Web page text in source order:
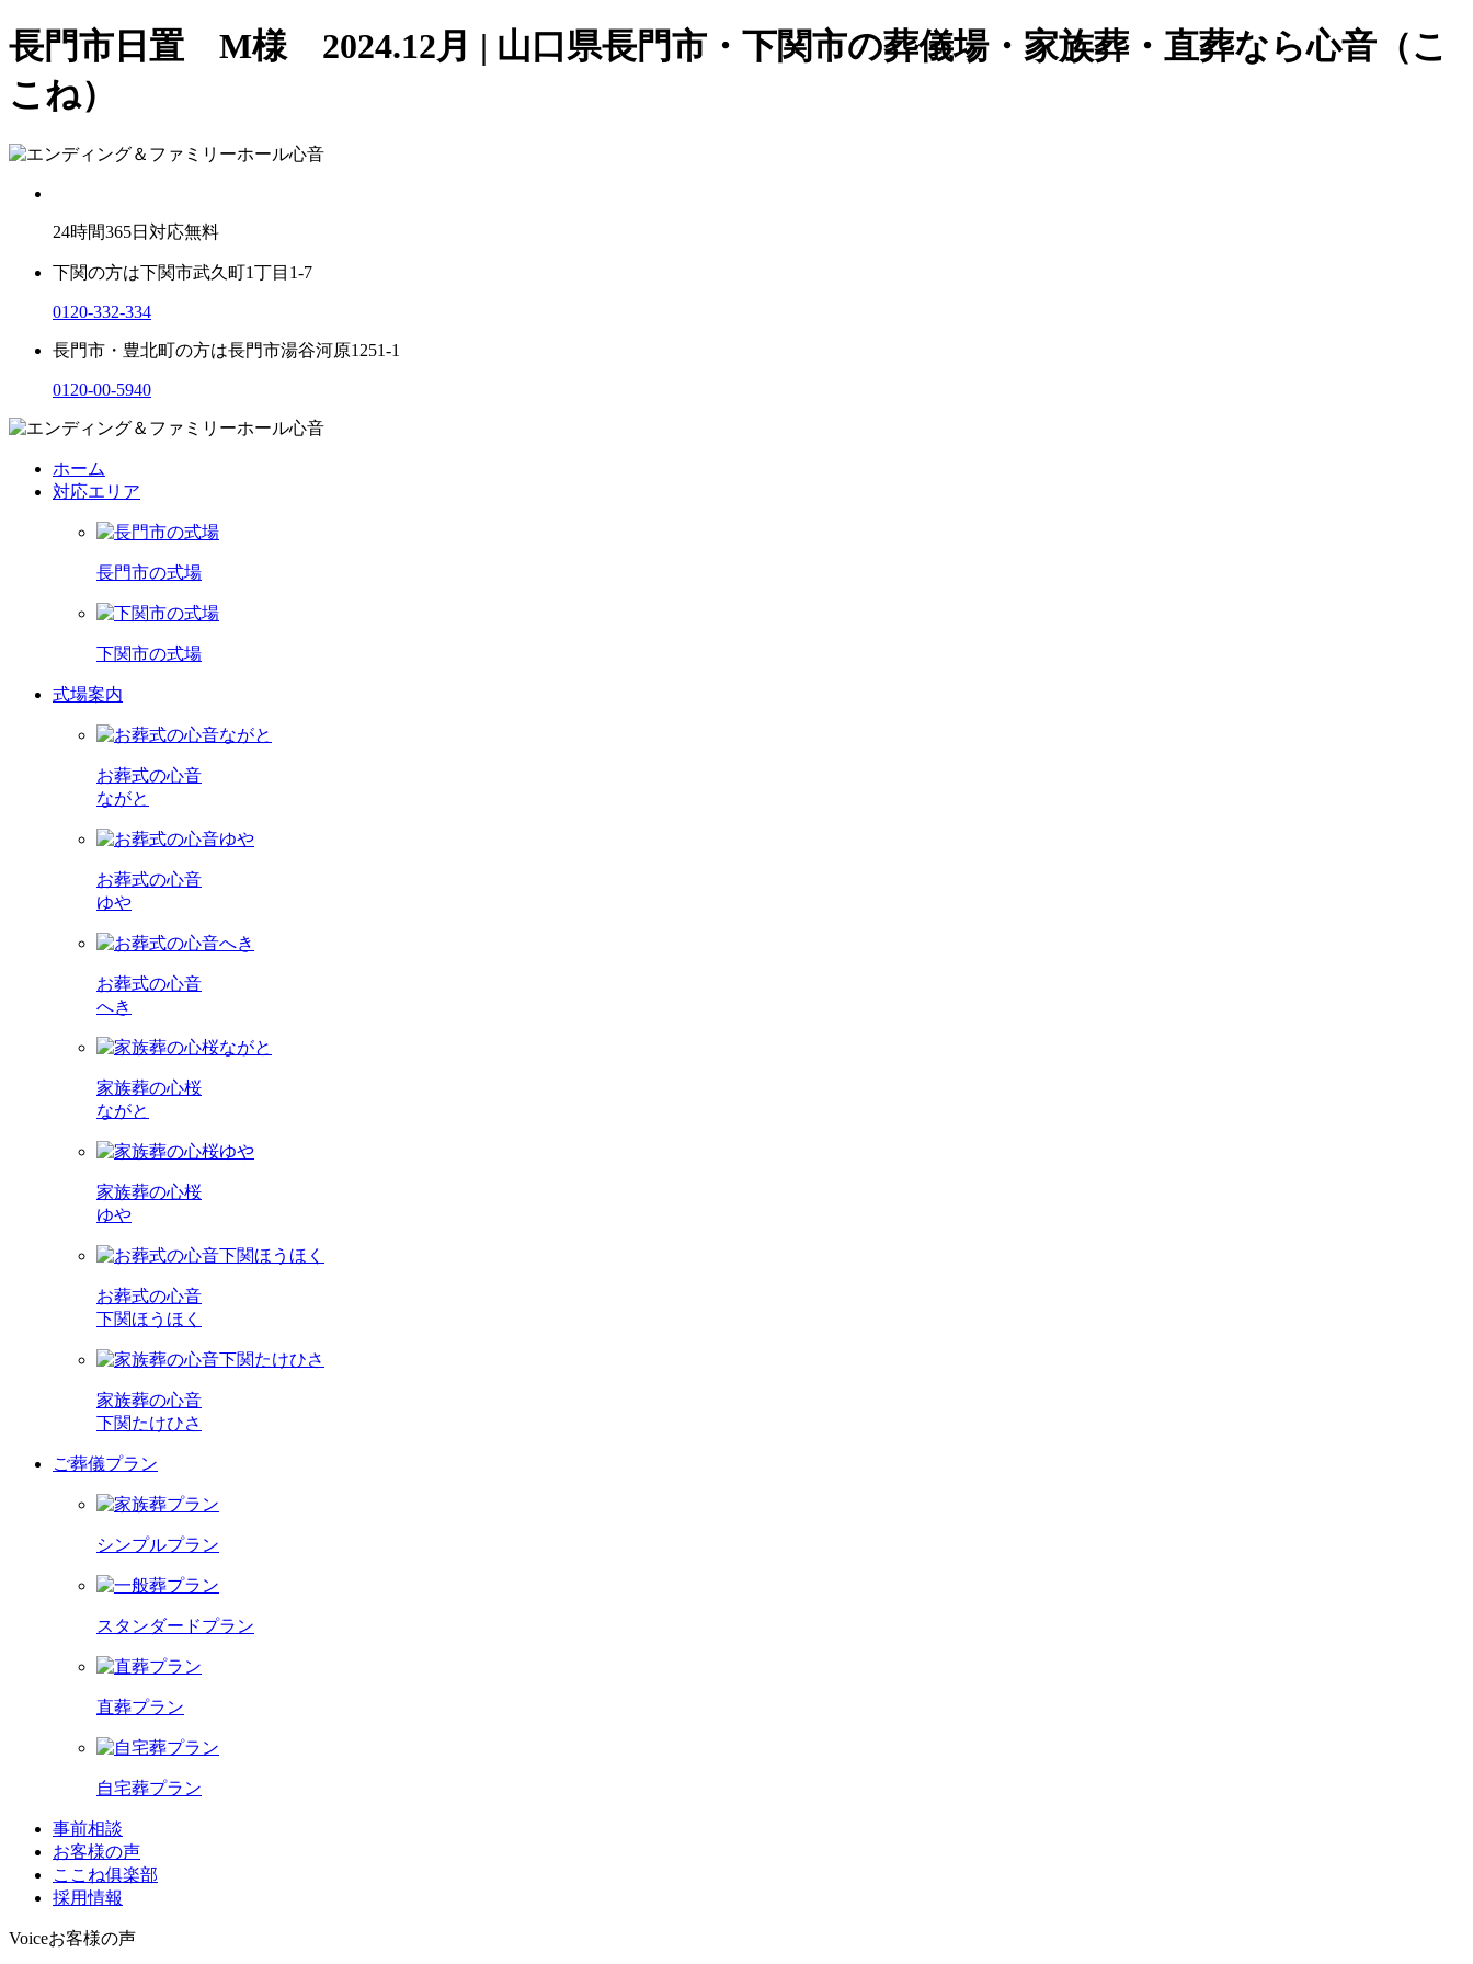
長門市日置 M様 2024.12月 | 山口県長門市・下関市の葬儀場・家族葬・直葬なら心音（こ
こね）
24時間365日対応無料
下関の方は下関市武久町1丁目1-7
0120-332-334
長門市・豊北町の方は長門市湯谷河原1251-1
0120-00-5940
ホーム
対応エリア
長門市の式場
下関市の式場
式場案内
お葬式の心音
ながと
お葬式の心音
ゆや
お葬式の心音
へき
家族葬の心桜
ながと
家族葬の心桜
ゆや
お葬式の心音
下関ほうほく
家族葬の心音
下関たけひさ
ご葬儀プラン
シンプルプラン
スタンダードプラン
直葬プラン
自宅葬プラン
事前相談
お客様の声
ここね俱楽部
採用情報
Voiceお客様の声